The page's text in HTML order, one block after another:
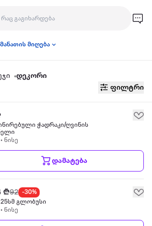
მიღება
დეკორი
ფილტრი
ჭადრაკი/ღვინის
ნისე
დამატება
₾92 -30%
25სმ გლობუსი
ნისე